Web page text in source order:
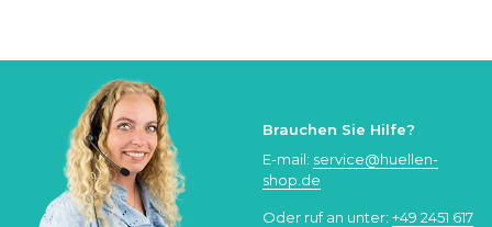
Brauchen Sie Hilfe?
E-mail: service@huellen-
shop.de
Oder ruf an unter: +49 2451 617